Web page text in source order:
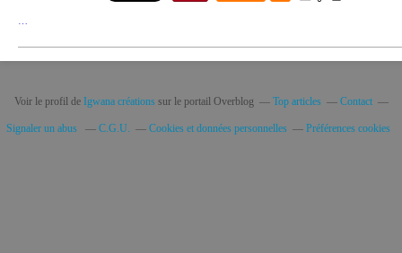
Voir le profil de Igwana créationssur le portail Overblog Top articles Contact
Signaler un abus C.G.U. Cookies et données personnelles Préférences cookies